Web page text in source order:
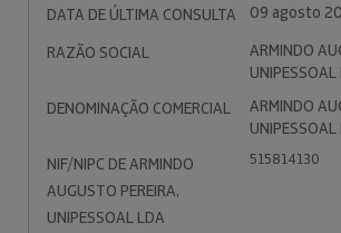
DATA DE ÚLTIMA CONSULTA
09 agosto
RAZÃO SOCIAL
ARMINDO
UNIPESSOAL
DENOMINAÇÃO COMERCIAL
ARMINDO
UNIPESSOAL
NIF/NIPC DE ARMINDO
AUGUSTO PEREIRA,
UNIPESSOAL LDA
515814130